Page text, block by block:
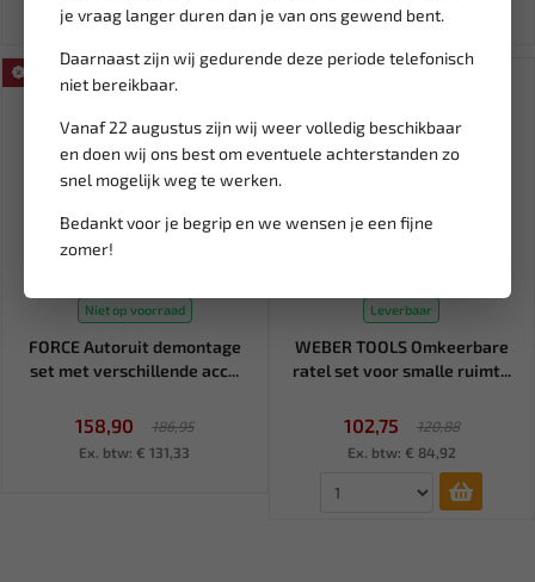
je vraag langer duren dan je van ons gewend bent.
Daarnaast zijn wij gedurende deze periode telefonisch
niet bereikbaar.
Vanaf 22 augustus zijn wij weer volledig beschikbaar
en doen wij ons best om eventuele achterstanden zo
snel mogelijk weg te werken.
Bedankt voor je begrip en we wensen je een fijne
zomer!
Niet op voorraad
FORCE Autoruit demontage
set met verschillende acc...
158,90
186,95
Ex. btw: € 131,33
Leverbaar
WEBER TOOLS Omkeerbare
ratel set voor smalle ruimt...
102,75
120,88
Ex. btw: € 84,92